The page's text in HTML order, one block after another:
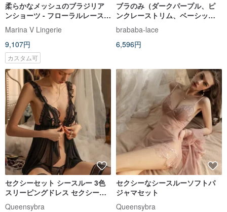
柔らかなメッシュのブラジリア
ンショーツ - フローラルレースラ
ンジェリー - セクシーなレディー
スアンダーウェア
Marina V Lingerie
9,107円
カスタム可
ブラのみ（ダークパープル、ピ
ンクレーストリム、ベーシック
シースルー）
brababa-lace
6,596円
セクシーセット シースルー 3色
スリーピングドレス セクシーラ
ンジェリー
Queensybra
セクシーなシースルーソフトパ
ジャマセット
Queensybra